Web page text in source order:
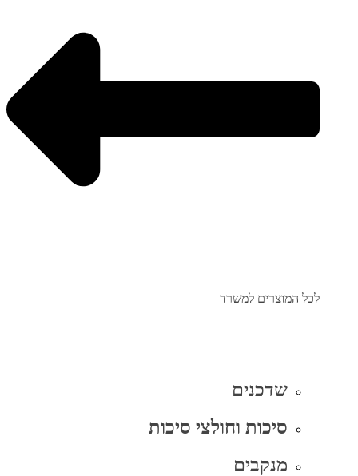
לכל המוצרים למשרד
שדכנים
סיכות וחולצי סיכות
מנקבים